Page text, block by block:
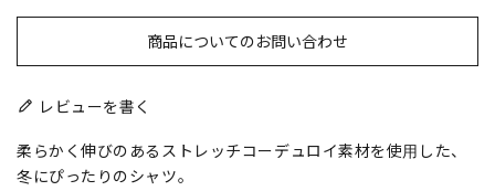
商品についてのお問い合わせ
レビューを書く
柔らかく伸びのあるストレッチコーデュロイ素材を使用した、
冬にぴったりのシャツ。